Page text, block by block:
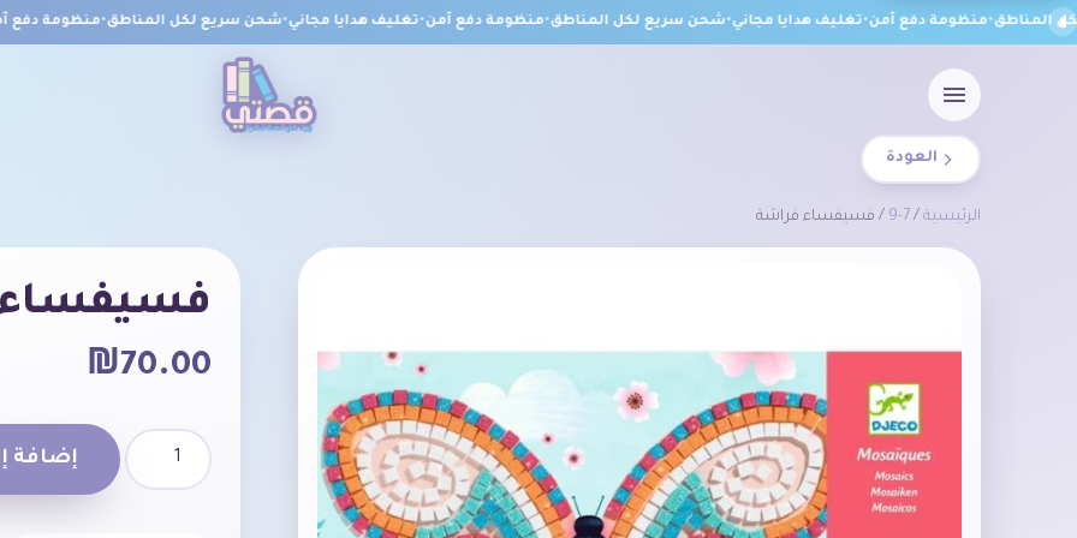
•منظومة دفع آمن•تغليف هدايا مجاني•شحن سريع لكل المناطق•منظومة دفع آمن•تغليف هدايا مجاني•شحن سريع لكل المناطق•منظومة دفع
العودة
الرئيسية /
7-9 / فسيفساء فراشة
₪70.00
إضافة